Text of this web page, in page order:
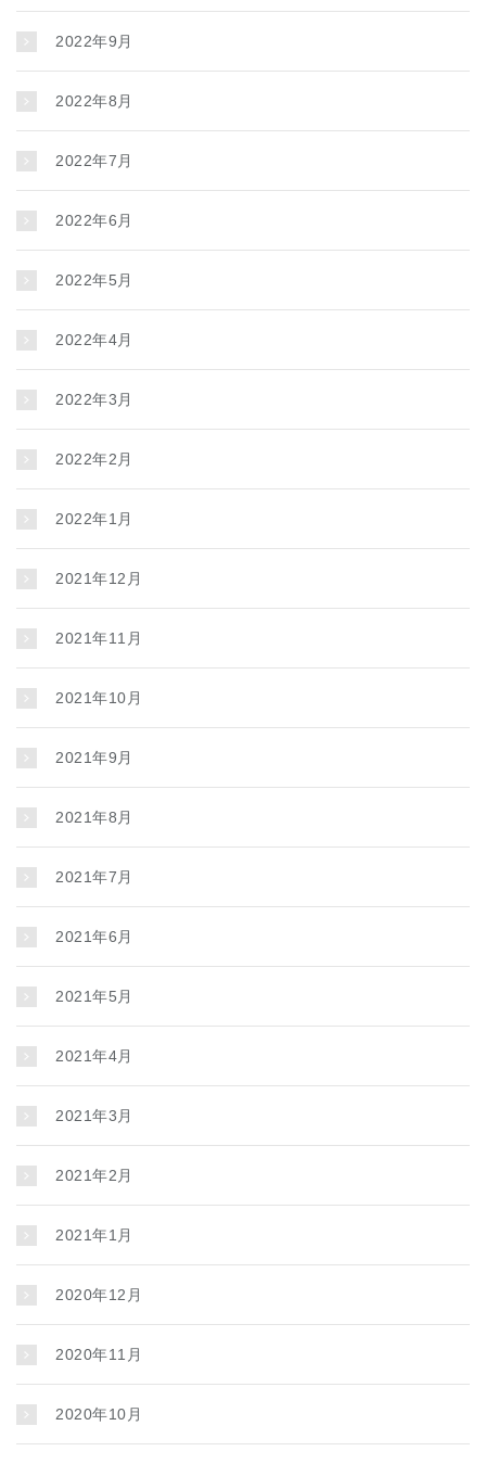
2022年9月
2022年8月
2022年7月
2022年6月
2022年5月
2022年4月
2022年3月
2022年2月
2022年1月
2021年12月
2021年11月
2021年10月
2021年9月
2021年8月
2021年7月
2021年6月
2021年5月
2021年4月
2021年3月
2021年2月
2021年1月
2020年12月
2020年11月
2020年10月